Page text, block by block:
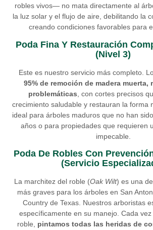
robles vivos— no mata directamente al
la luz solar y el flujo de aire, debilitando la
creando condiciones favorables para
Poda Fina Y Restauración
(Nivel 3)
Este es nuestro servicio más completo.
95% de remoción de madera muerta,
problemáticas , con cortes precisos
crecimiento saludable y restauran la forma
ideal para árboles maduros que no han
años o para propiedades que requieren
impecable.
Poda De Robles Con
(Servicio
La marchitez del roble (Oak Wilt) es una
más graves para los árboles en San
Country de Texas. Nuestros arboristas
específicamente en su manejo. Cada
roble, pintamos todas las heridas de